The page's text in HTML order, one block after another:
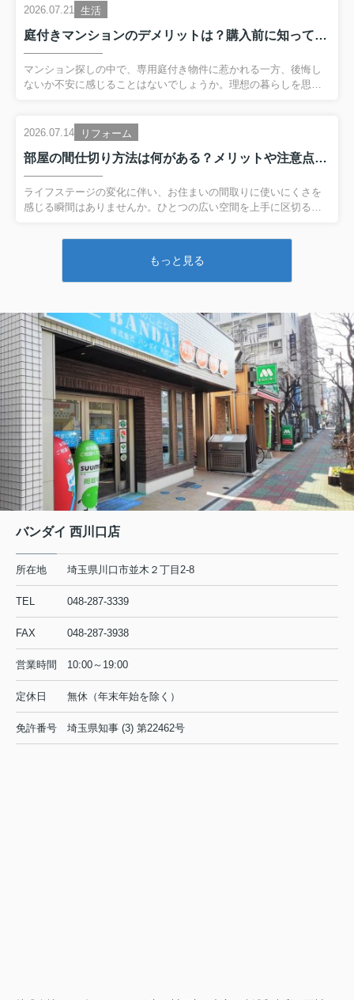
ら、床下収納の正しい活用法と物件選びのポイントについて解説
します。▼ 物件情報が見たい方はこちらをクリック ▼浦和の居住
用賃貸物件一覧へ進む床下収納に入れておきたい「もの」と選び
方の基本キッチンの床下収納には、未開封で長期保存でき、温度
や湿度の変化に強い缶詰や飲料水などの保管が適しています。ま
た、季節限定の鍋や来客用の食器など、日常的な使用頻度が低い
2026.07.21 生活
庭付きマンションのデメリットは？購入前に知っておきたい注意点も解説
マンション探しの中で、専用庭付き物件に惹かれる一方、後悔し
ないか不安に感じることはないでしょうか。理想の暮らしを思い
魅力やデメリット、検討するときのポイントについて解説しま
す。▼ 物件情報が見たい方はこちらをクリック ▼浦和の売買マン
ション一覧へ進む一戸建て感覚を味わえる専用庭付きマンション
の魅力専用庭付きマンションの最大の魅力は、住戸に隣接した開
放的な屋外空間を日常的に利用できる点です。季節の草花を育て
るガーデニングなどを楽しめるため、自然を身近に感じられるこ
2026.07.14 リフォーム
部屋の間仕切り方法は何がある？メリットや注意点についても解説
ライフステージの変化に伴い、お住まいの間取りに使いにくさを
感じる瞬間はありませんか。ひとつの広い空間を上手に区切るこ
待感が高まりますよね。本記事では、部屋を間仕切りするメリッ
報が見たい方はこちらをクリック ▼川口市の居住用売買物件一覧
へ進む部屋を間仕切りするメリット部屋を間仕切りするメリット
の用途に使い分けやすくなる点です。広いリビングを区切れば在
宅ワークや、学習の環境を作りやすく、家具での仕切りなら工事
の負担を抑えて配...
もっと見る
バンダイ 西川口店
所在地 埼玉県川口市並木２丁目2-8
TEL 048-287-3339
FAX 048-287-3938
営業時間 10:00～19:00
定休日 無休（年末年始を除く）
免許番号 埼玉県知事 (3) 第22462号